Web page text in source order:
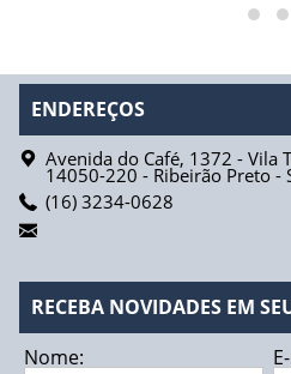
ENDEREÇOS
Avenida do Café, 1372 - Vila
14050-220 - Ribeirão Preto -
(16) 3234-0628
RECEBA NOVIDADES EM
Nome: